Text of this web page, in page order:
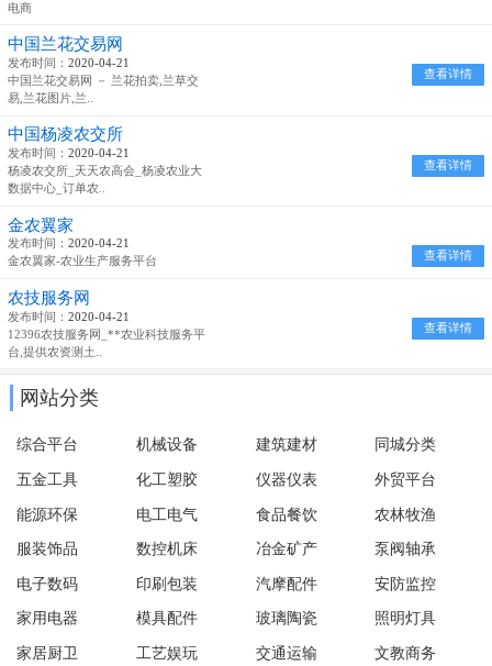
电商
中国兰花交易网
发布时间： 2020-04-21
中国兰花交易网 － 兰花拍卖,兰草交
易,兰花图片,兰..
查看详情
中国杨凌农交所
发布时间： 2020-04-21
杨凌农交所_天天农高会_杨凌农业大
数据中心_订单农..
查看详情
金农翼家
发布时间： 2020-04-21
金农翼家-农业生产服务平台
查看详情
农技服务网
发布时间： 2020-04-21
12396农技服务网_**农业科技服务平
台,提供农资测土..
查看详情
网站分类
综合平台 机械设备 建筑建材
同城分类
五金工具
化工塑胶 仪器仪表
外贸平台
能源环保
电工电气 食品餐饮
农林牧渔
服装饰品
数控机床 冶金矿产
泵阀轴承
电子数码
印刷包装 汽摩配件
安防监控
家用电器
模具配件 玻璃陶瓷
照明灯具
家居厨卫
工艺娱玩 交通运输 文教商务